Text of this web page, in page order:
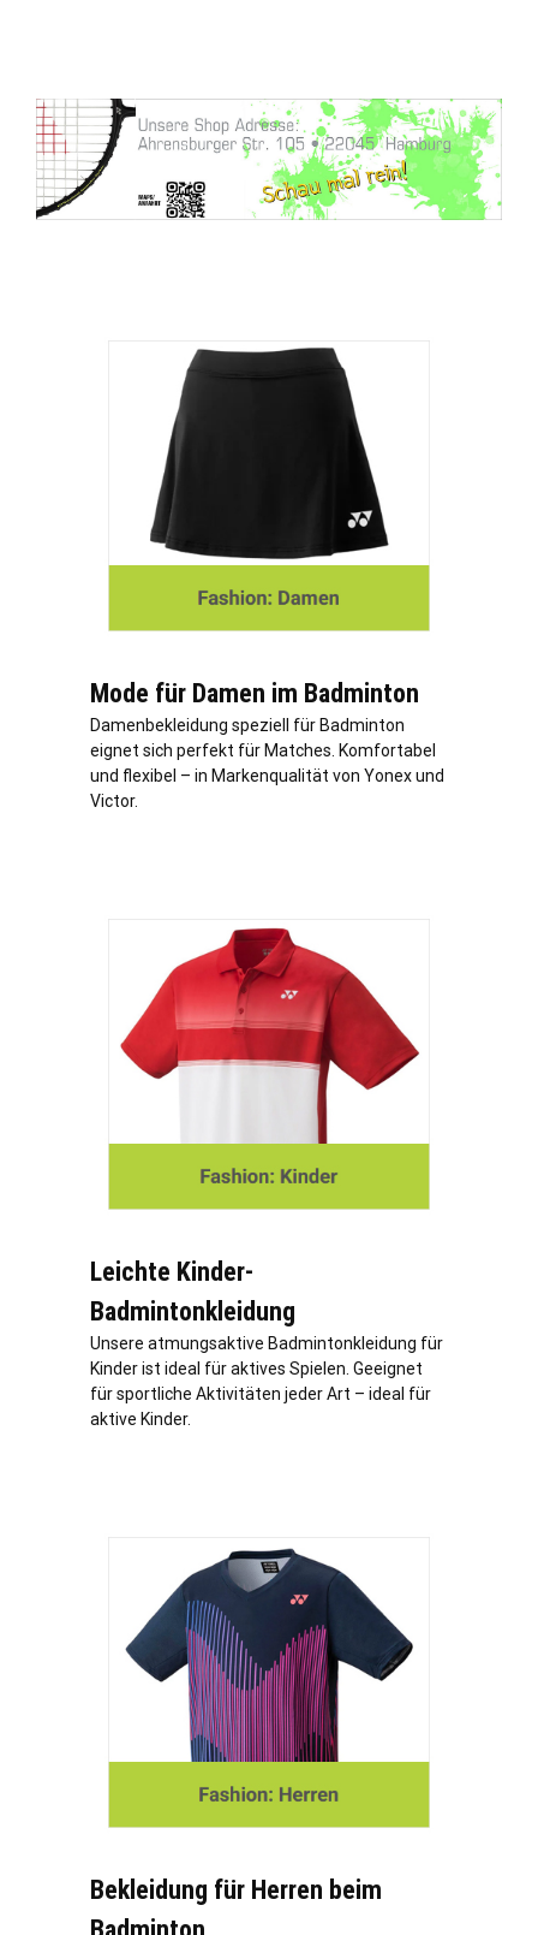
Mode für Damen im Badminton
Damenbekleidung speziell für Badminton
eignet sich perfekt für Matches. Komfortabel
und flexibel – in Markenqualität von Yonex und
Victor.
Leichte Kinder-
Badmintonkleidung
Unsere atmungsaktive Badmintonkleidung für
Kinder ist ideal für aktives Spielen. Geeignet
für sportliche Aktivitäten jeder Art – ideal für
aktive Kinder.
Bekleidung für Herren beim